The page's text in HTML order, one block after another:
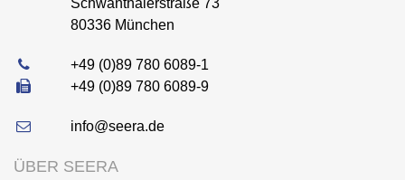
Schwanthalerstraße 73
80336 München
+49 (0)89 780 6089-1
+49 (0)89 780 6089-9
info@seera.de
ÜBER SEERA